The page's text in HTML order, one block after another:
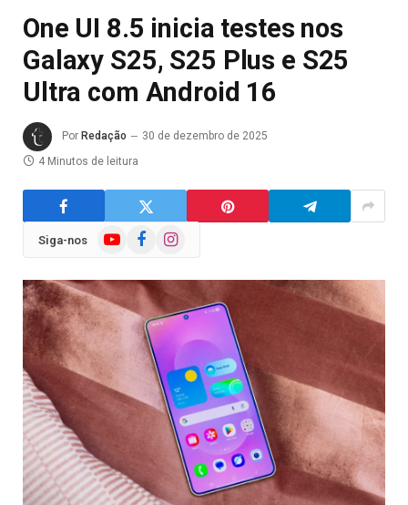
One UI 8.5 inicia testes nos
Galaxy S25, S25 Plus e S25
Ultra com Android 16
Por Redação
30 de dezembro de 2025
4 Minutos de leitura
Siga-nos YouTubeFacebookInstagram